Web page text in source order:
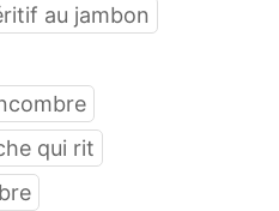
au jambon
qui rit